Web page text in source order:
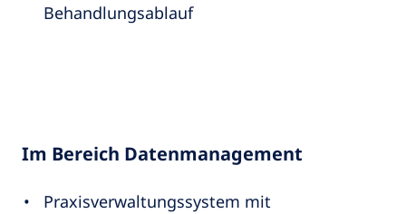
Behandlungsablauf
Im Bereich Datenmanagement
Praxisverwaltungssystem mit